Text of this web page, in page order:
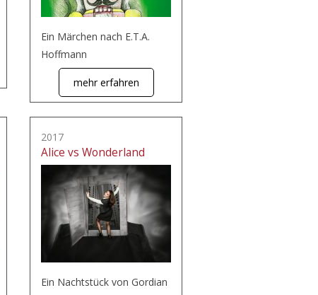
Ein Märchen nach E.T.A.
Hoffmann
mehr erfahren
2017
Alice vs Wonderland
Ein Nachtstück von Gordian